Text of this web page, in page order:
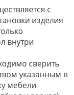
с
изделия
внутри
сверить
указанным в
мебели